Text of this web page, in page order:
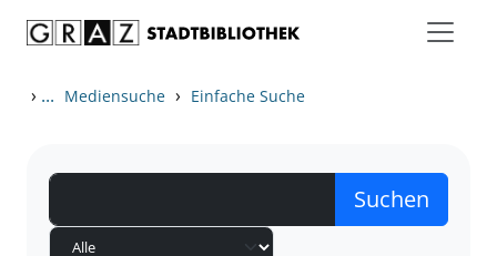
› ... Mediensuche › Einfache Suche